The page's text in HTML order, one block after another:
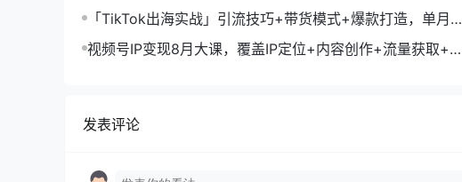
化SOP提升参展ROI
「TikTok出海实战」引流技巧+带货模式+爆款打造，单月变
现10万+秘籍
视频号IP变现8月大课，覆盖IP定位+内容创作+流量获取+合
发表评论